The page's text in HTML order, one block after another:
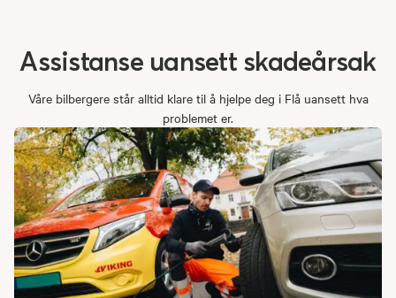
Assistanse uansett skadeårsak
Våre bilbergere står alltid klare til å hjelpe deg i Flå uansett hva
problemet er.